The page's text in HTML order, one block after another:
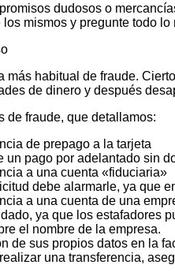
dudosos o
mismos y pregunte todo lo
más habitual de fraude.
de dinero y después
de fraude, que detallamos:
de prepago a la tarjeta
un pago por adelantado sin
a una cuenta «fiduciaria»
debe alarmarle, ya que
a una cuenta de una
ya que los estafadores
el nombre de la empresa.
de sus propios datos en la
una transferencia,